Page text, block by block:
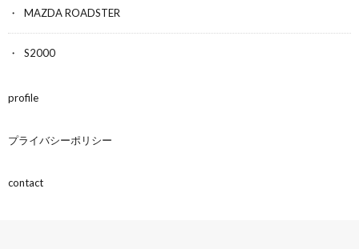
MAZDA ROADSTER
S2000
profile
プライバシーポリシー
contact